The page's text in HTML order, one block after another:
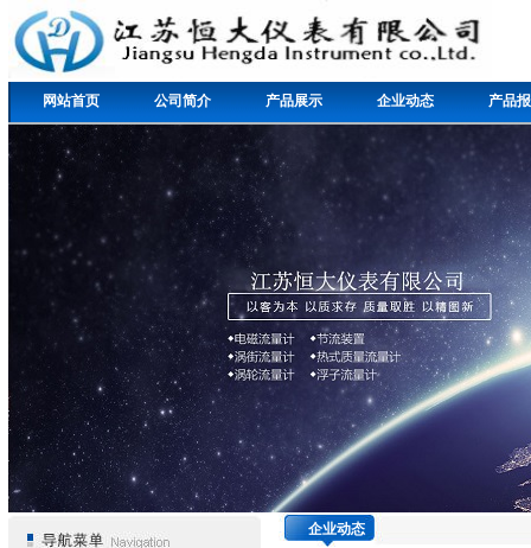
网站首页 公司简介 产品展示 企业动态 产品
企业动态